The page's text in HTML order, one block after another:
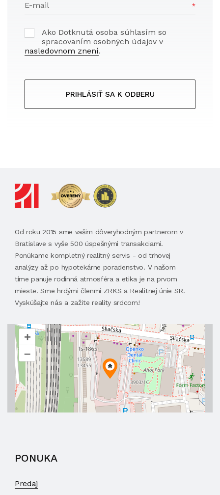
E-mail
Ako Dotknutá osoba súhlasím so
spracovaním osobných údajov v
nasledovnom znení.
PRIHLÁSIŤ SA K ODBERU
Od roku 2015 sme vašim dôveryhodným partnerom v
Bratislave s vyše 500 úspešnými transakciami.
Ponúkame kompletný realitný servis - od trhovej
analýzy až po hypotekárne poradenstvo. V našom
tíme panuje rodinná atmosféra a etika je na prvom
mieste. Sme hrdými členmi ZRKS a Realitnej únie SR.
Vyskúšajte nás a zažite reality srdcom!
+
–
PONUKA
Predaj